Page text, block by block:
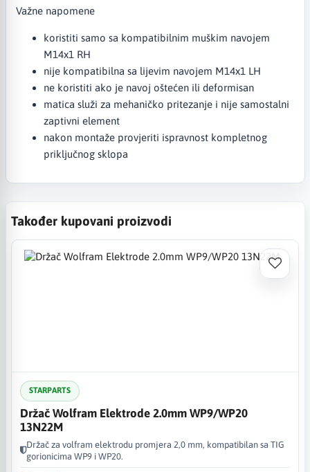
Važne napomene
koristiti samo sa kompatibilnim muškim navojem
M14x1 RH
nije kompatibilna sa lijevim navojem M14x1 LH
ne koristiti ako je navoj oštećen ili deformisan
matica služi za mehaničko pritezanje i nije samostalni
zaptivni element
nakon montaže provjeriti ispravnost kompletnog
priključnog sklopa
Također kupovani proizvodi
STARPARTS
Držač Wolfram Elektrode 2.0mm WP9/WP20
13N22M
Držač za volfram elektrodu promjera 2,0 mm, kompatibilan sa TIG
gorionicima WP9 i WP20.